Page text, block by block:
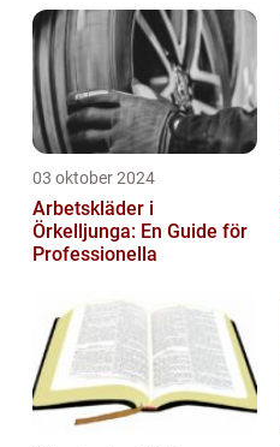
03 oktober 2024
Arbetskläder i
Örkelljunga: En Guide för
Professionella